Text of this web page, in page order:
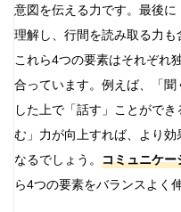
意図を伝える力です。最後
理解し、行間を読み取る力も
これら4つの要素はそれぞれ
合っています。例えば、「
した上で「話す」ことがで
む」力が向上すれば、より
なるでしょう。 コミュニケー
ら4つの要素をバランスよく